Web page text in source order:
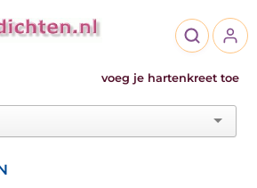
voeg je hartenkreet toe